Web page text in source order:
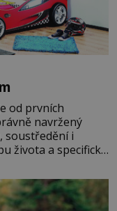
od prvních
navržený
soustředění i
života a specifické
měl působit
věk je